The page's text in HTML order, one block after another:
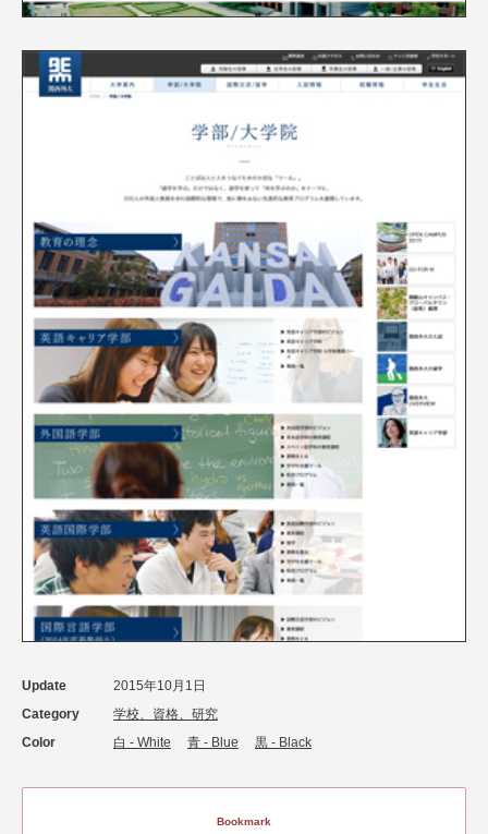
Update
2015年10月1日
Category
学校、資格、研究
Color
白 - White 青 - Blue 黒 - Black
Bookmark